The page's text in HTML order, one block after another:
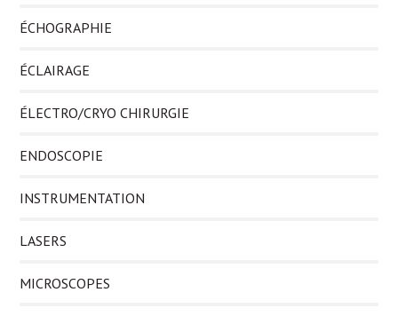
ÉCHOGRAPHIE
ÉCLAIRAGE
ÉLECTRO/CRYO CHIRURGIE
ENDOSCOPIE
INSTRUMENTATION
LASERS
MICROSCOPES